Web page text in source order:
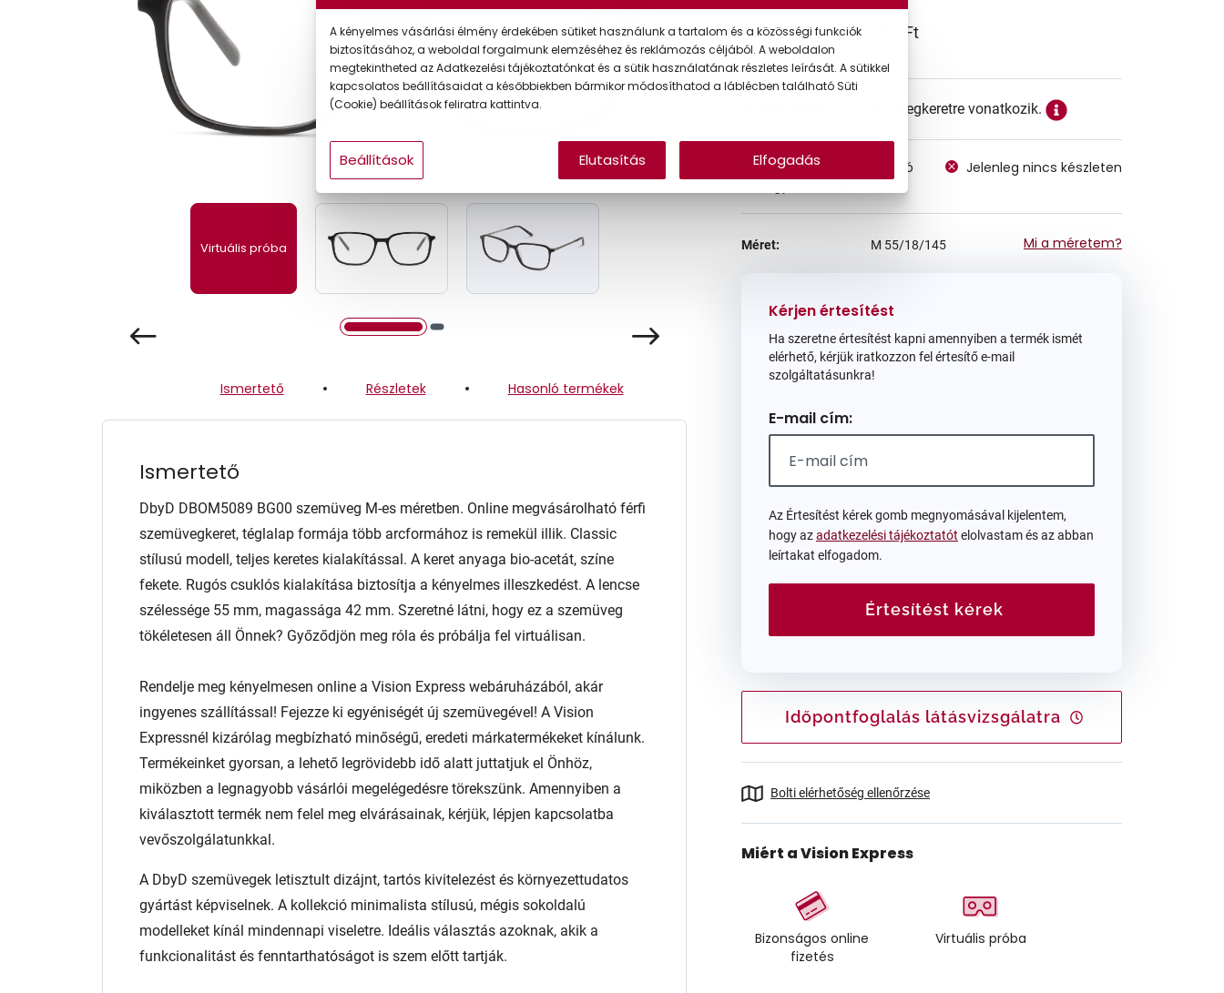
Gyermek
Virtuális próba
Ismertető Részletek Hasonló termékek
Ismertető
DbyD DBOM5089 BG00 szemüveg M-es méretben. Online megvásárolható férfi
szemüvegkeret, téglalap formája több arcformához is remekül illik. Classic
stílusú modell, teljes keretes kialakítással. A keret anyaga bio-acetát, színe
fekete. Rugós csuklós kialakítása biztosítja a kényelmes illeszkedést. A lencse
szélessége 55 mm, magassága 42 mm. Szeretné látni, hogy ez a szemüveg
tökéletesen áll Önnek? Győződjön meg róla és próbálja fel virtuálisan.
Rendelje meg kényelmesen online a Vision Express webáruházából, akár
ingyenes szállítással! Fejezze ki egyéniségét új szemüvegével! A Vision
Expressnél kizárólag megbízható minőségű, eredeti márkatermékeket kínálunk.
Termékeinket gyorsan, a lehető legrövidebb idő alatt juttatjuk el Önhöz,
miközben a legnagyobb vásárlói megelégedésre törekszünk. Amennyiben a
kiválasztott termék nem felel meg elvárásainak, kérjük, lépjen kapcsolatba
vevőszolgálatunkkal.
A DbyD szemüvegek letisztult dizájnt, tartós kivitelezést és környezettudatos
gyártást képviselnek. A kollekció minimalista stílusú, mégis sokoldalú
modelleket kínál mindennapi viseletre. Ideális választás azoknak, akik a
funkcionalitást és fenntarthatóságot is szem előtt tartják.
Ár: 26.990 Ft
A feltűntetett ár a szemüvegkeretre vonatkozik.
Online megvásárolható
Jelenleg nincs készleten
Méret: M 55/18/145 Mi a méretem?
Kérjen értesítést
Ha szeretne értesítést kapni amennyiben a termék ismét
elérhető, kérjük iratkozzon fel értesítő e-mail
szolgáltatásunkra!
E-mail cím:
Az Értesítést kérek gomb megnyomásával kijelentem,
hogy azadatkezelési tájékoztatót elolvastam és az abban
leírtakat elfogadom.
Értesítést kérek
Időpontfoglalás látásvizsgálatra
Bolti elérhetőség ellenőrzése
Miért a Vision Express
Bizonságos online
fizetés
Virtuális próba
A kényelmes vásárlási élmény érdekében sütiket használunk a tartalom és a közösségi funkciók
biztosításához, a weboldal forgalmunk elemzéséhez és reklámozás céljából. A weboldalon
megtekintheted az Adatkezelési tájékoztatónkat és a sütik használatának részletes leírását. A sütikkel
kapcsolatos beállításaidat a későbbiekben bármikor módosíthatod a láblécben található Süti
(Cookie) beállítások feliratra kattintva.
Beállítások Elutasítás Elfogadás